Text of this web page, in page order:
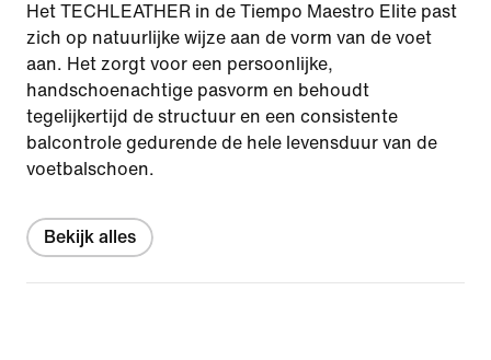
Het TECHLEATHER in de Tiempo Maestro Elite past
zich op natuurlijke wijze aan de vorm van de voet
aan. Het zorgt voor een persoonlijke,
handschoenachtige pasvorm en behoudt
tegelijkertijd de structuur en een consistente
balcontrole gedurende de hele levensduur van de
voetbalschoen.
Bekijk alles